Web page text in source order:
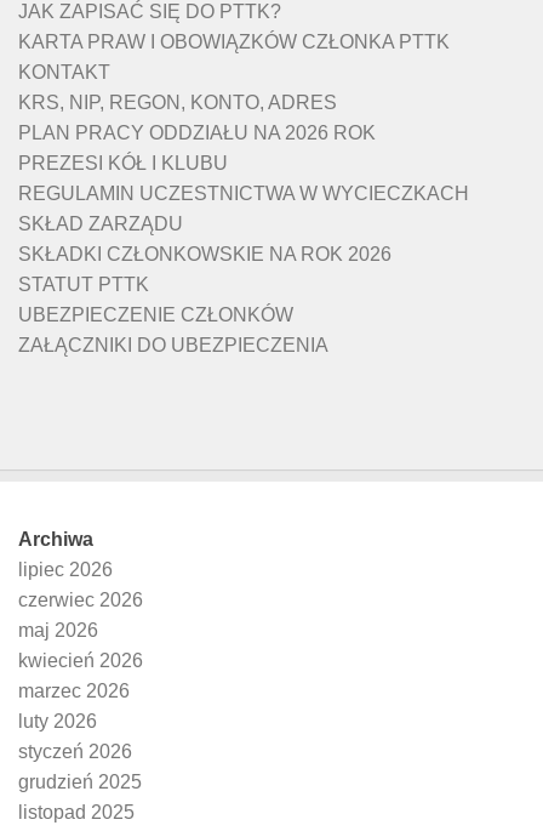
JAK ZAPISAĆ SIĘ DO PTTK?
KARTA PRAW I OBOWIĄZKÓW CZŁONKA PTTK
KONTAKT
KRS, NIP, REGON, KONTO, ADRES
PLAN PRACY ODDZIAŁU NA 2026 ROK
PREZESI KÓŁ I KLUBU
REGULAMIN UCZESTNICTWA W WYCIECZKACH
SKŁAD ZARZĄDU
SKŁADKI CZŁONKOWSKIE NA ROK 2026
STATUT PTTK
UBEZPIECZENIE CZŁONKÓW
ZAŁĄCZNIKI DO UBEZPIECZENIA
Archiwa
lipiec 2026
czerwiec 2026
maj 2026
kwiecień 2026
marzec 2026
luty 2026
styczeń 2026
grudzień 2025
listopad 2025